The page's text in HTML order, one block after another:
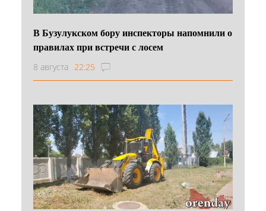
В Бузулукском бору инспекторы напомнили о
правилах при встречи с лосем
8 августа 22:25